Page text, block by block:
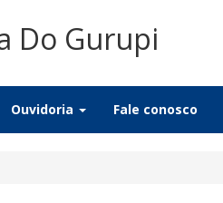
Do Gurupi
Ouvidoria Fale conosco